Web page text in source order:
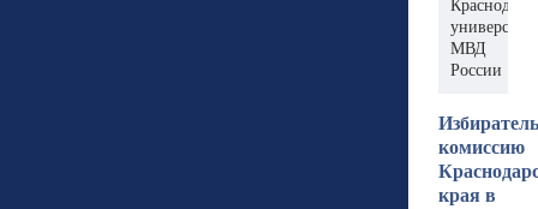
МВД
России
комиссию
края в